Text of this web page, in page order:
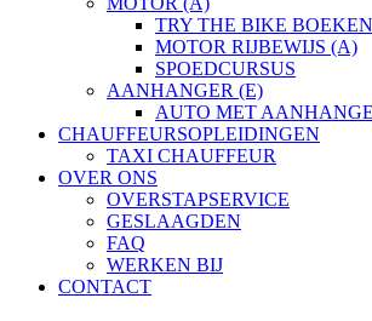
TRY THE BIKE BOEKEN
MOTOR RIJBEWIJS (A)
SPOEDCURSUS
AANHANGER (E)
AUTO MET
CHAUFFEURSOPLEIDINGEN
TAXI CHAUFFEUR
OVER ONS
OVERSTAPSERVICE
GESLAAGDEN
FAQ
WERKEN BIJ
CONTACT